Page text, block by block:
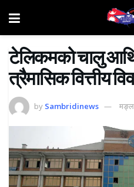
टेलिकमको चालु
त्रैमासिक वित्तीय
by Sambridinews